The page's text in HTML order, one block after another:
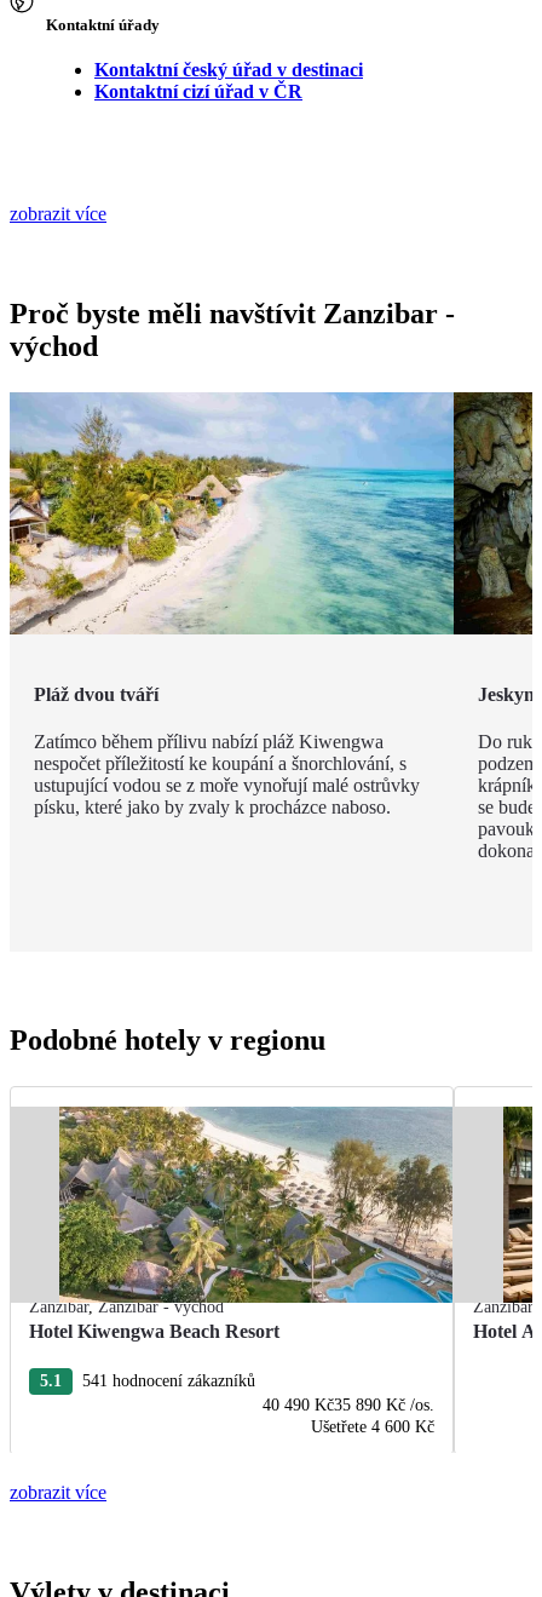
Kontaktní úřady
Kontaktní český úřad v destinaci
Kontaktní cizí úřad v ČR
zobrazit více
Proč byste měli navštívit Zanzibar -
východ
Pláž dvou tváří
Zatímco během přílivu nabízí pláž Kiwengwa
nespočet příležitostí ke koupání a šnorchlování, s
ustupující vodou se z moře vynořují malé ostrůvky
písku, které jako by zvaly k procházce naboso.
Do
se
Podobné hotely v regionu
Zanzibar,Zanzibar - východ
Hotel Kiwengwa Beach Resort
5.1
541 hodnocení zákazníků
40 490 Kč35 890 Kč /os.
Ušetřete 4 600 Kč
Zanzibar
Hotel
zobrazit více